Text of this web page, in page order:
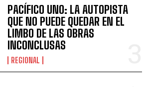
PACÍFICO UNO: LA AUTOPISTA
QUE NO PUEDE QUEDAR EN EL
LIMBO DE LAS OBRAS
INCONCLUSAS
REGIONAL